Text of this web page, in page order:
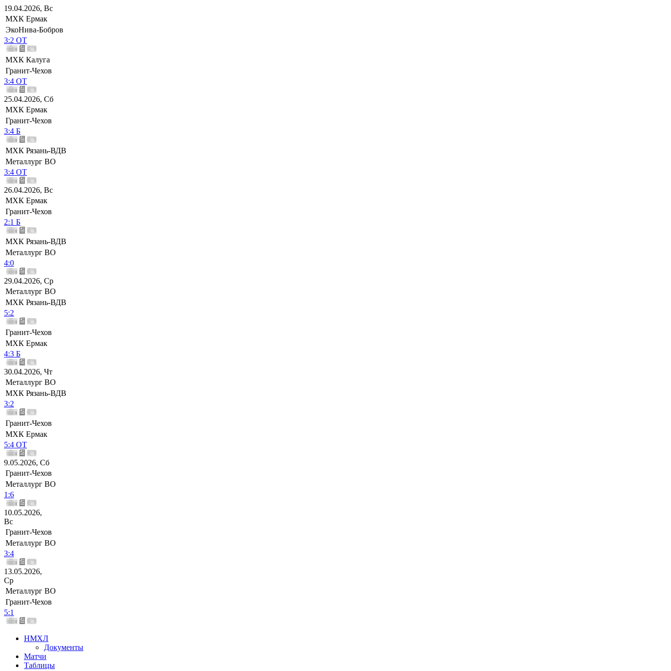
19.04.2026, Вс
МХК Ермак
ЭкоНива-Бобров
3:2 ОТ
МХК Калуга
Гранит-Чехов
3:4 ОТ
25.04.2026, Сб
МХК Ермак
Гранит-Чехов
3:4 Б
МХК Рязань-ВДВ
Металлург ВО
3:4 ОТ
26.04.2026, Вс
МХК Ермак
Гранит-Чехов
2:1 Б
МХК Рязань-ВДВ
Металлург ВО
4:0
29.04.2026, Ср
Металлург ВО
МХК Рязань-ВДВ
5:2
Гранит-Чехов
МХК Ермак
4:3 Б
30.04.2026, Чт
Металлург ВО
МХК Рязань-ВДВ
3:2
Гранит-Чехов
МХК Ермак
5:4 ОТ
9.05.2026, Сб
Гранит-Чехов
Металлург ВО
1:6
10.05.2026,
Вс
Гранит-Чехов
Металлург ВО
3:4
13.05.2026,
Ср
Металлург ВО
Гранит-Чехов
5:1
НМХЛ
Документы
Матчи
Таблицы